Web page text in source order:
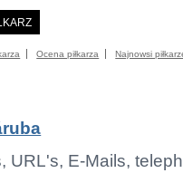
Ocena piłkarza
Najnowsi
URL's, E-Mails,